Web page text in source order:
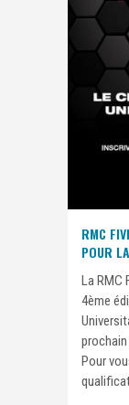
RMC
POUR
La RMC
4ème
Pour